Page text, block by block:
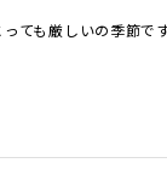
ても厳しいの季節